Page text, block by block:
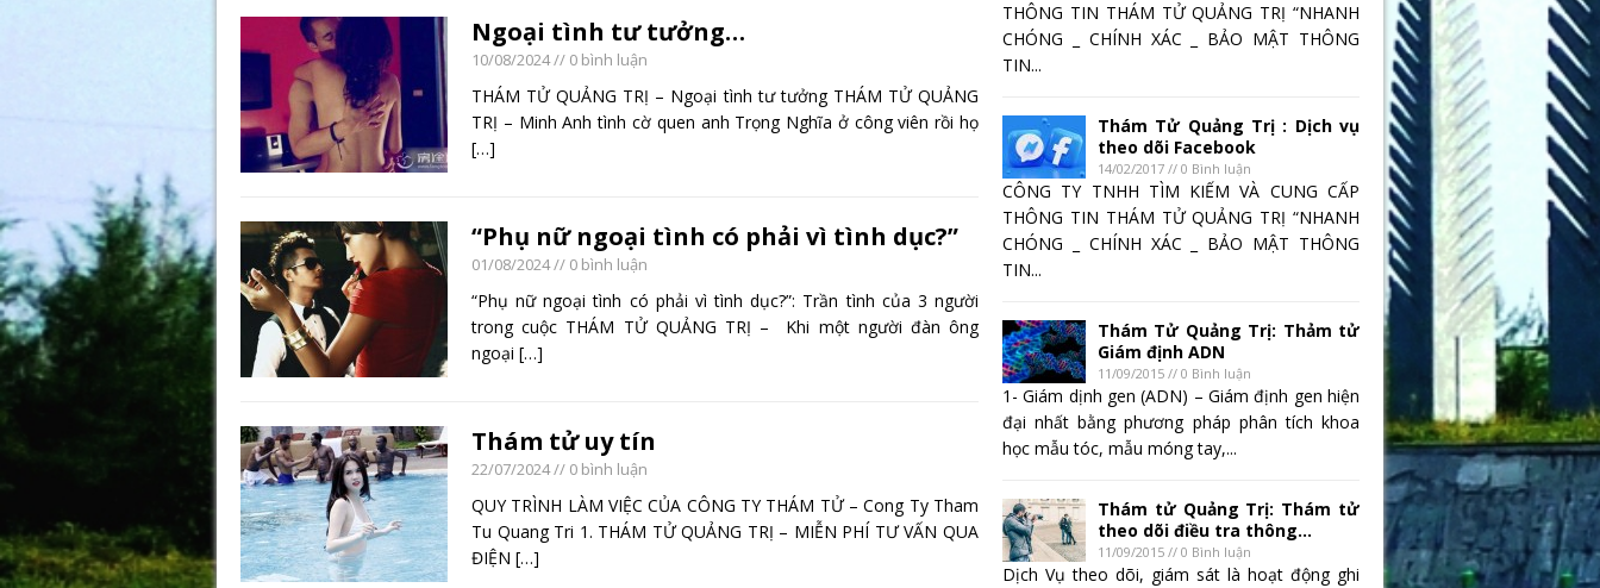
Ngoại tình tư tưởng…
10/08/2024// 0 bình luận
THÁM TỬ QUẢNG TRỊ – Ngoại tình tư tưởng THÁM TỬ QUẢNG
TRỊ – Minh Anh tình cờ quen anh Trọng Nghĩa ở công viên rồi họ
[…]
“Phụ nữ ngoại tình có phải vì tình dục?”
01/08/2024// 0 bình luận
“Phụ nữ ngoại tình có phải vì tình dục?”: Trần tình của 3 người
trong cuộc THÁM TỬ QUẢNG TRỊ – Khi một người đàn ông
ngoại […]
Thám tử uy tín
22/07/2024// 0 bình luận
QUY TRÌNH LÀM VIỆC CỦA CÔNG TY THÁM TỬ – Cong Ty Tham
Tu Quang Tri 1. THÁM TỬ QUẢNG TRỊ – MIỄN PHÍ TƯ VẤN QUA
ĐIỆN […]
THÔNG TIN THÁM TỬ QUẢNG TRỊ “NHANH
CHÓNG _ CHÍNH XÁC _ BẢO MẬT THÔNG
TIN...
Thám Tử Quảng Trị : Dịch vụ
theo dõi Facebook
14/02/2017 // 0 Bình luận
CÔNG TY TNHH TÌM KIẾM VÀ CUNG CẤP
THÔNG TIN THÁM TỬ QUẢNG TRỊ “NHANH
CHÓNG _ CHÍNH XÁC _ BẢO MẬT THÔNG
TIN...
Thám Tử Quảng Trị: Thảm tử
Giám định ADN
11/09/2015 // 0 Bình luận
1- Giám dịnh gen (ADN) – Giám định gen hiện
đại nhất bằng phương pháp phân tích khoa
học mẫu tóc, mẫu móng tay,...
Thám tử Quảng Trị: Thám tử
theo dõi điều tra thông...
11/09/2015 // 0 Bình luận
Dịch Vụ theo dõi, giám sát là hoạt động ghi